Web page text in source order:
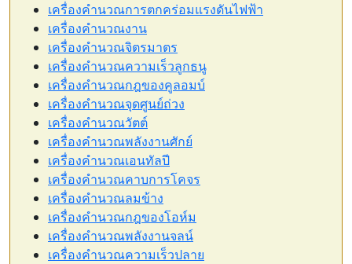
เครื่องคำนวณการตกคร่อมแรงดันไฟฟ้า
เครื่องคำนวณงาน
เครื่องคำนวณจิตรมาตร
เครื่องคำนวณความเร็วลูกธนู
เครื่องคำนวณกฎของคูลอมบ์
เครื่องคำนวณจุดศูนย์ถ่วง
เครื่องคำนวณวัตต์
เครื่องคำนวณพลังงานศักย์
เครื่องคำนวณเอนทัลปี
เครื่องคำนวณคาบการโคจร
เครื่องคำนวณลมข้าง
เครื่องคำนวณกฎของโอห์ม
เครื่องคำนวณพลังงานจลน์
เครื่องคำนวณความเร็วปลาย